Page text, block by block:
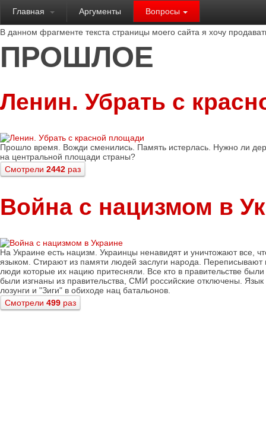
Главная Аргументы Вопросы
В данном фрагменте текста страницы моего сайта я хочу
ПРОШЛОЕ
Ленин. Убрать с
Прошло время. Вожди сменились. Память истерлась. Нужно ли
на центральной площади страны?
Смотрели 2442 раз
Война с нацизмом в
На Украине есть нацизм. Украинцы ненавидят и уничтожают все,
языком. Стирают из памяти людей заслуги народа. Переписывают
люди которые их нацию притесняли. Все кто в правительстве
были изгнаны из правительства, СМИ российские отключены.
лозунги и "Зиги" в обиходе нац батальонов.
Смотрели 499 раз